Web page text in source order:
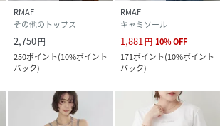
RMAF
その他のトップス
2,750円
250ポイント(10%ポイント
バック)
RMAF
キャミソール
1,881円 10%OFF
171ポイント(10%ポイント
バック)